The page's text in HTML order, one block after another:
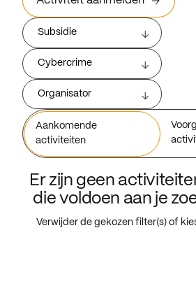
Subsidie
Cybercrime
Organisator
Aankomende
activiteiten
Er zijn geen
die voldoen aan je
Verwijder de gekozen filter(s) of